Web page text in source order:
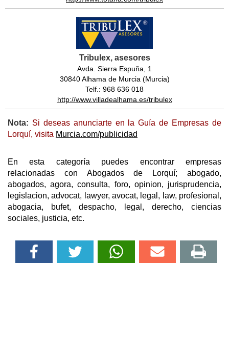
Tribulex, asesores
Avda. Sierra Espuña, 1
30840 Alhama de Murcia (Murcia)
Telf.: 968 636 018
http://www.villadealhama.es/tribulex
Nota: Si deseas anunciarte en la Guía de Empresas de
Lorquí, visita Murcia.com/publicidad
En esta categoría puedes encontrar empresas
relacionadas con Abogados de Lorquí; abogado,
abogados, agora, consulta, foro, opinion, jurisprudencia,
legislacion, advocat, lawyer, avocat, legal, law, profesional,
abogacia, bufet, despacho, legal, derecho, ciencias
sociales, justicia, etc.